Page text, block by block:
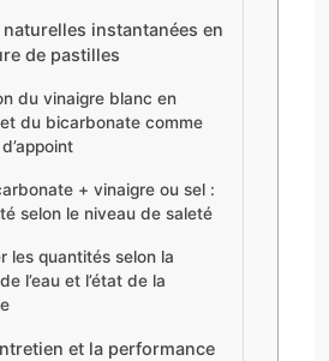
instantanées en
de pastilles
du vinaigre blanc en
du bicarbonate comme
+ vinaigre ou sel :
selon le niveau de saleté
les quantités selon la
l’eau et l’état de la
et la performance